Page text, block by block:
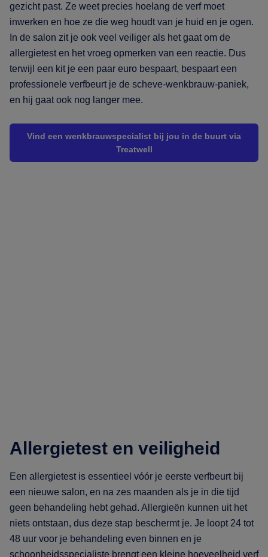
gezicht past. Ze weet precies hoelang de verf moet
inwerken en hoe ze die weg houdt van je huid en je ogen.
In de salon zit je ook veel veiliger als het gaat om de
allergietest en het vroeg opmerken van een reactie. Dus
terwijl een kit je een paar euro bespaart, bespaart een
professionele verfbeurt je de scheve-wenkbrauw-paniek,
en hij gaat ook nog langer mee.
Vind een wenkbrauwspecialist bij jou in de buurt via
Treatwell
Allergietest en veiligheid
Een allergietest is essentieel vóór je eerste verfbeurt bij
een nieuwe salon, en na zes maanden als je in die tijd
geen behandeling hebt gehad. Allergieën kunnen uit het
niets ontstaan, dus deze stap beschermt je. Je loopt 24 tot
48 uur voor je behandeling even binnen en je
schoonheidsspecialiste brengt een kleine hoeveelheid verf